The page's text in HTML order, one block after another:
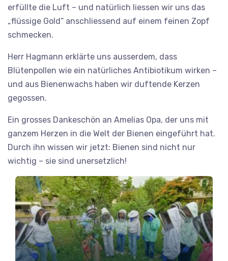
erfüllte die Luft – und natürlich liessen wir uns das
„flüssige Gold“ anschliessend auf einem feinen Zopf
schmecken.
Herr Hagmann erklärte uns ausserdem, dass
Blütenpollen wie ein natürliches Antibiotikum wirken –
und aus Bienenwachs haben wir duftende Kerzen
gegossen.
Ein grosses Dankeschön an Amelias Opa, der uns mit
ganzem Herzen in die Welt der Bienen eingeführt hat.
Durch ihn wissen wir jetzt: Bienen sind nicht nur
wichtig – sie sind unersetzlich!